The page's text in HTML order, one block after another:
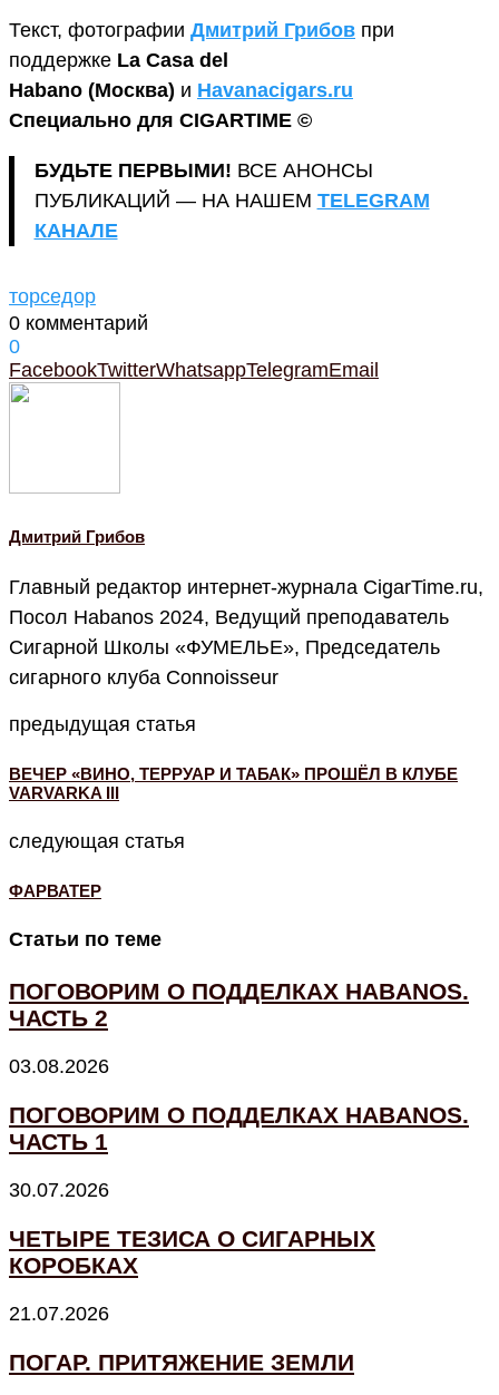
Текст, фотографии Дмитрий Грибов при
поддержке La Casa del
Habano (Москва) и Havanacigars.ru
Специально для CIGARTIME ©
БУДЬТЕ ПЕРВЫМИ! ВСЕ АНОНСЫ
ПУБЛИКАЦИЙ — НА НАШЕМ TELEGRAM
КАНАЛЕ
торседор
0 комментарий
0
FacebookTwitterWhatsappTelegramEmail
Дмитрий Грибов
Главный редактор интернет-журнала CigarTime.ru,
Посол Habanos 2024, Ведущий преподаватель
Сигарной Школы «ФУМЕЛЬЕ», Председатель
сигарного клуба Connoisseur
предыдущая статья
ВЕЧЕР «ВИНО, ТЕРРУАР И ТАБАК» ПРОШЁЛ В КЛУБЕ
VARVARKA III
следующая статья
ФАРВАТЕР
Статьи по теме
ПОГОВОРИМ О ПОДДЕЛКАХ HABANOS.
ЧАСТЬ 2
03.08.2026
ПОГОВОРИМ О ПОДДЕЛКАХ HABANOS.
ЧАСТЬ 1
30.07.2026
ЧЕТЫРЕ ТЕЗИСА О СИГАРНЫХ
КОРОБКАХ
21.07.2026
ПОГАР. ПРИТЯЖЕНИЕ ЗЕМЛИ